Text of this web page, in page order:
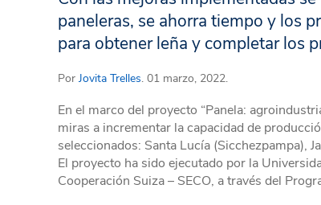
paneleras, se ahorra tiempo y los
para obtener leña y completar los
Por Jovita Trelles. 01 marzo, 2022.
En el marco del proyecto “Panela:
miras a incrementar la capacidad de
seleccionados: Santa Lucía (Sicchezpampa),
El proyecto ha sido ejecutado por la
Cooperación Suiza – SECO, a través del